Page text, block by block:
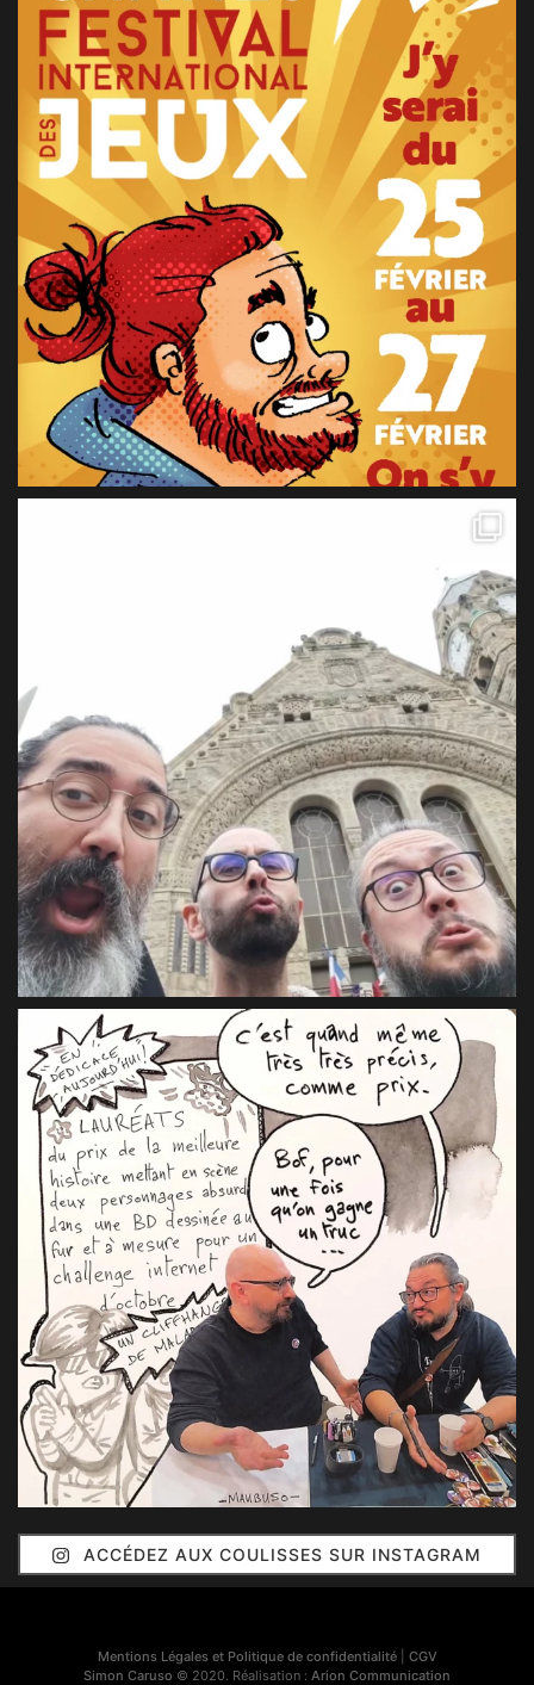
ACCÉDEZ AUX COULISSES SUR INSTAGRAM
Mentions Légales et Politique de confidentialité| CGV
Simon Caruso © 2020. Réalisation : Arion Communication